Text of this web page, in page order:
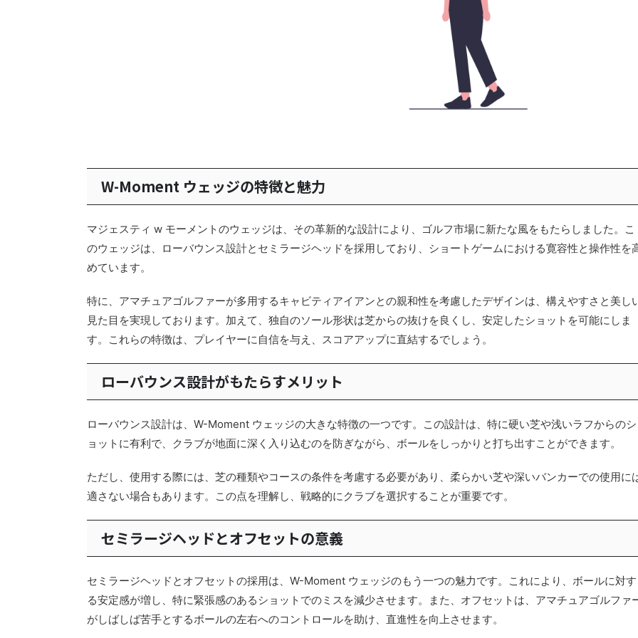
W-Moment ウェッジの特徴と魅力
マジェスティ w モーメントのウェッジは、その革新的な設計により、ゴルフ市場に新たな風をもたらしました。こ
のウェッジは、ローバウンス設計とセミラージヘッドを採用しており、ショートゲームにおける寛容性と操作性を
めています。
特に、アマチュアゴルファーが多用するキャビティアイアンとの親和性を考慮したデザインは、構えやすさと美し
見た目を実現しております。加えて、独自のソール形状は芝からの抜けを良くし、安定したショットを可能にしま
す。これらの特徴は、プレイヤーに自信を与え、スコアアップに直結するでしょう。
ローバウンス設計がもたらすメリット
ローバウンス設計は、W-Moment ウェッジの大きな特徴の一つです。この設計は、特に硬い芝や浅いラフからのシ
ョットに有利で、クラブが地面に深く入り込むのを防ぎながら、ボールをしっかりと打ち出すことができます。
ただし、使用する際には、芝の種類やコースの条件を考慮する必要があり、柔らかい芝や深いバンカーでの使用に
適さない場合もあります。この点を理解し、戦略的にクラブを選択することが重要です。
セミラージヘッドとオフセットの意義
セミラージヘッドとオフセットの採用は、W-Moment ウェッジのもう一つの魅力です。これにより、ボールに対す
る安定感が増し、特に緊張感のあるショットでのミスを減少させます。また、オフセットは、アマチュアゴルファ
がしばしば苦手とするボールの左右へのコントロールを助け、直進性を向上させます。